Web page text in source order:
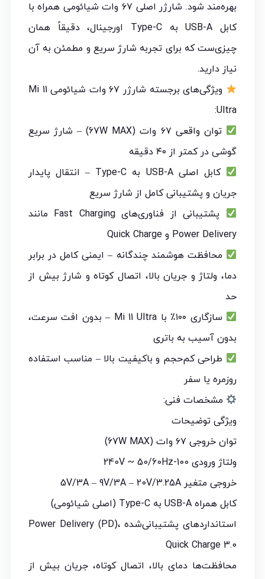
بهره‌مند شود. شارژر اصلی ۶۷ وات شیائومی همراه با
کابل USB-A به Type-C اورجینال، دقیقاً همان
چیزی‌ست که برای تجربه شارژ سریع و مطمئن به آن
نیاز دارید.
ویژگی‌های برجسته شارژر ۶۷ وات شیائومی Mi 11
Ultra:
توان واقعی ۶۷ وات (67W MAX) – شارژ سریع
گوشی در کمتر از ۴۰ دقیقه
کابل اصلی USB-A به Type-C – انتقال پایدار
جریان و پشتیبانی کامل از شارژ سریع
پشتیبانی از فناوری‌های Fast Charging مانند
Power Delivery و Quick Charge
محافظت هوشمند چندگانه – ایمنی کامل در برابر
دما، ولتاژ و جریان بالا، اتصال کوتاه و شارژ بیش از
حد
سازگاری ۱۰۰٪ با Mi 11 Ultra – بدون افت سرعت،
بدون آسیب به باتری
طراحی کم‌حجم و باکیفیت بالا – مناسب استفاده
روزمره یا سفر
مشخصات فنی:
ویژگی توضیحات
توان خروجی ۶۷ وات (67W MAX)
ولتاژ ورودی 100-240V ~ 50/60Hz
خروجی متغیر 5V/3A – 9V/3A – 20V/3.25A
کابل همراه USB-A به Type-C (اصلی شیائومی)
استانداردهای پشتیبانی‌شده Power Delivery (PD)،
Quick Charge 3.0
محافظت‌ها دمای بالا، اتصال کوتاه، جریان بیش از